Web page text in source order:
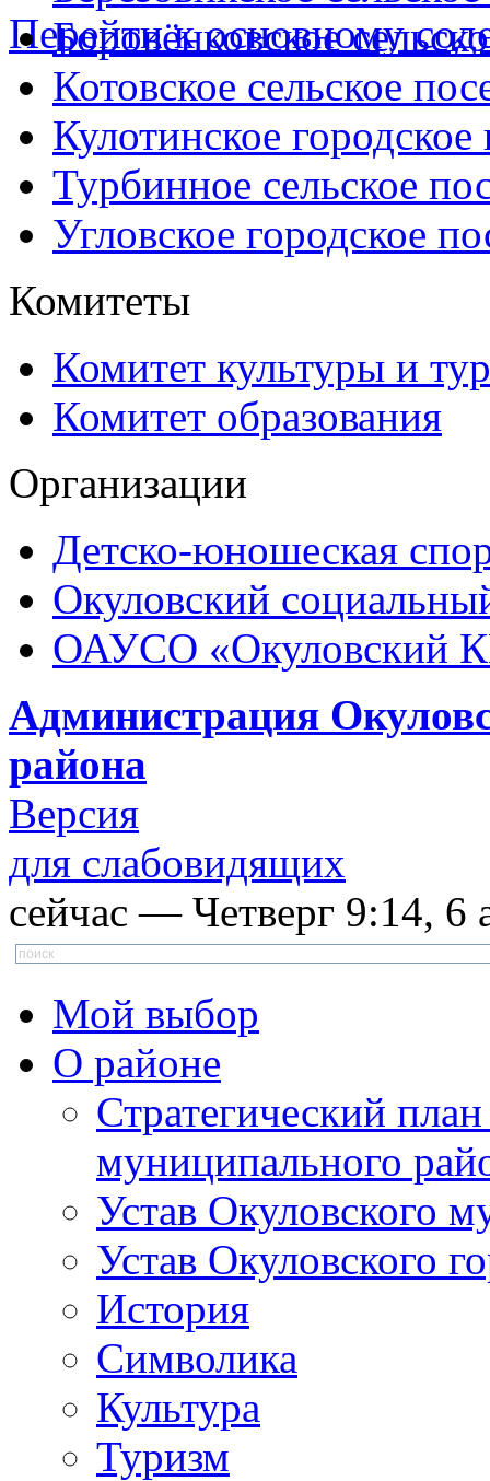
Перейти к основному
Боровёнковское
Котовское сельское
Кулотинское городское
Турбинное сельское
Угловское городское
Комитеты
Комитет культуры и
Комитет образования
Организации
Детско-юношеская
Окуловский
ОАУСО «Окуловский
Администрация
района
Версия
для слабовидящих
сейчас — Четверг 9:14, 6
Мой выбор
О районе
Стратегический
муниципального
Устав Окуловского
Устав Окуловского
История
Символика
Культура
Туризм